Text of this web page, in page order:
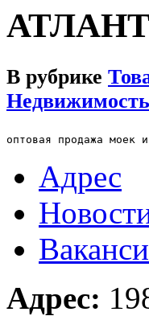
В рубрике
оптовая продажа моек
Адрес
Адрес: